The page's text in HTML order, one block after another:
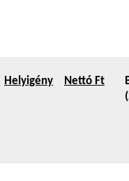
Helyigény Nettó Ft